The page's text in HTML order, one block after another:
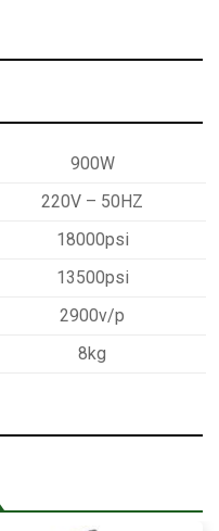
900W
220V – 50HZ
18000psi
13500psi
2900v/p
8kg